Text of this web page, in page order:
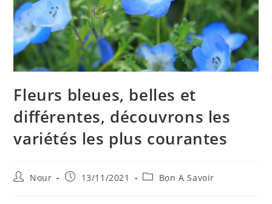
Fleurs bleues, belles et
différentes, découvrons les
variétés les plus courantes
Auteur/autrice
Nour
Publication
13/11/2021
PostBon A Savoir